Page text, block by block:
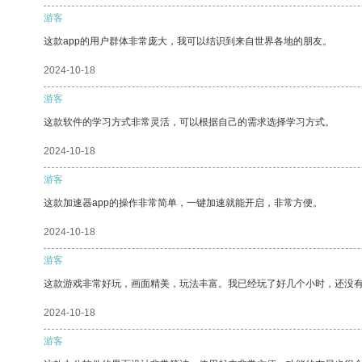
游客
这款app的用户群体非常庞大，我可以结识到来自世界各地的朋友。
2024-10-18
游客
这款软件的学习方式非常灵活，可以根据自己的需求选择学习方式。
2024-10-18
游客
这款加速器app的操作非常简单，一键加速就能开启，非常方便。
2024-10-18
游客
这款游戏非常好玩，画面精美，玩法丰富。我已经玩了好几个小时，还没
2024-10-18
游客